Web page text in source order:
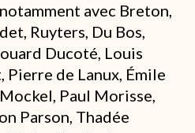
avec Breton,
Ruyters, Du Bos,
Ducoté, Louis
Pierre de Lanux, Émile
Paul Morisse,
Parson, Thadée